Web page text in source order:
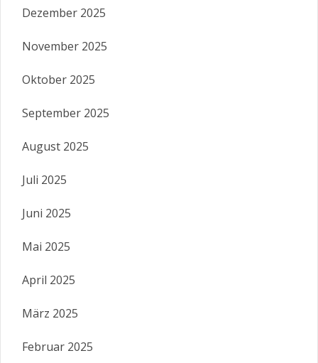
Dezember 2025
November 2025
Oktober 2025
September 2025
August 2025
Juli 2025
Juni 2025
Mai 2025
April 2025
März 2025
Februar 2025